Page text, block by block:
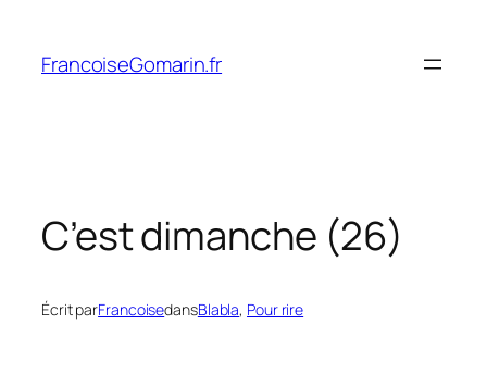
contenu
FrancoiseGomarin.fr
C’est dimanche (26)
Écrit parFrancoisedansBlabla, Pour rire